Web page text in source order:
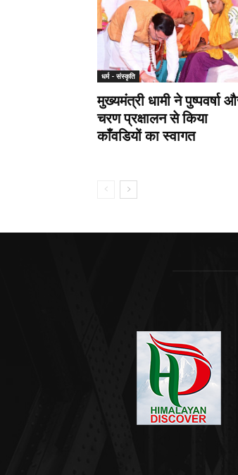
धर्म - संस्कृति
मुख्यमंत्री धामी ने पुष्पवर्षा
चरण प्रक्षालन से किया
काँवडियों का स्वागत